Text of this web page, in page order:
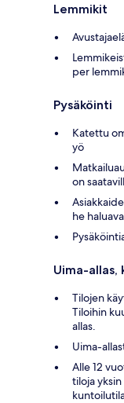
Lemmikit
per
Pysäköinti
Katettu
yö
on
he
Uima-allas,
Tilojen
Tiloihin
allas.
Uima-
Alle 12
tiloja